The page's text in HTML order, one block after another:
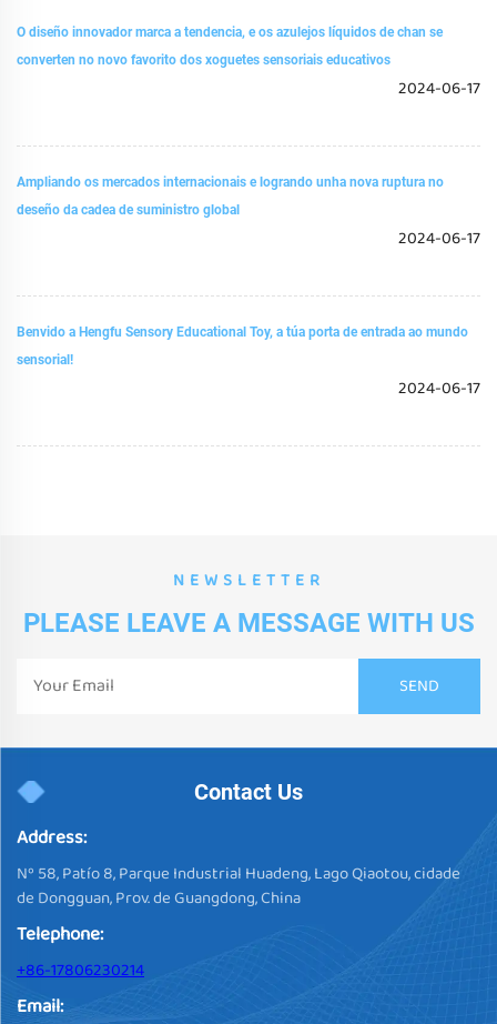
O diseño innovador marca a tendencia, e os azulejos líquidos de chan se
converten no novo favorito dos xoguetes sensoriais educativos
2024-06-17
Ampliando os mercados internacionais e logrando unha nova ruptura no
deseño da cadea de suministro global
2024-06-17
Benvido a Hengfu Sensory Educational Toy, a túa porta de entrada ao mundo
sensorial!
2024-06-17
NEWSLETTER
PLEASE LEAVE A MESSAGE WITH US
Contact Us
Address:
Nº 58, Patío 8, Parque Industrial Huadeng, Lago Qiaotou, cidade
de Dongguan, Prov. de Guangdong, China
Telephone:
+86-17806230214
Email: